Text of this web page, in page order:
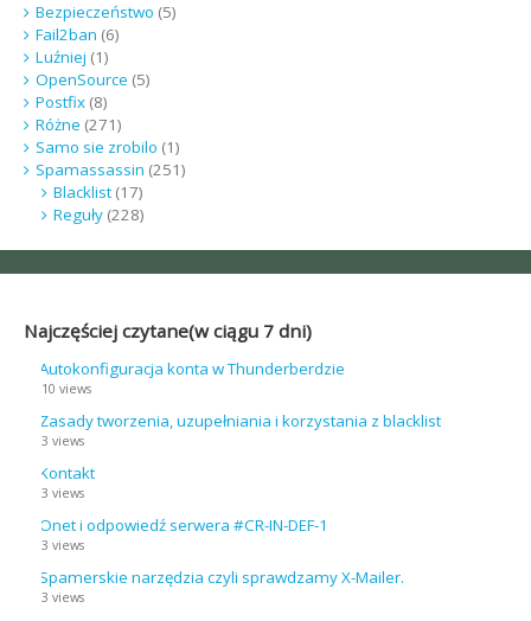
Bezpieczeństwo (5)
Fail2ban (6)
Luźniej (1)
OpenSource (5)
Postfix(8)
Różne (271)
Samo sie zrobilo (1)
Spamassassin (251)
Blacklist(17)
Reguły(228)
Najczęściej czytane(w ciągu 7 dni)
Autokonfiguracja konta w Thunderberdzie
10 views
Zasady tworzenia, uzupełniania i korzystania z blacklist
3 views
Kontakt
3 views
Onet i odpowiedź serwera #CR-IN-DEF-1
3 views
Spamerskie narzędzia czyli sprawdzamy X-Mailer.
3 views